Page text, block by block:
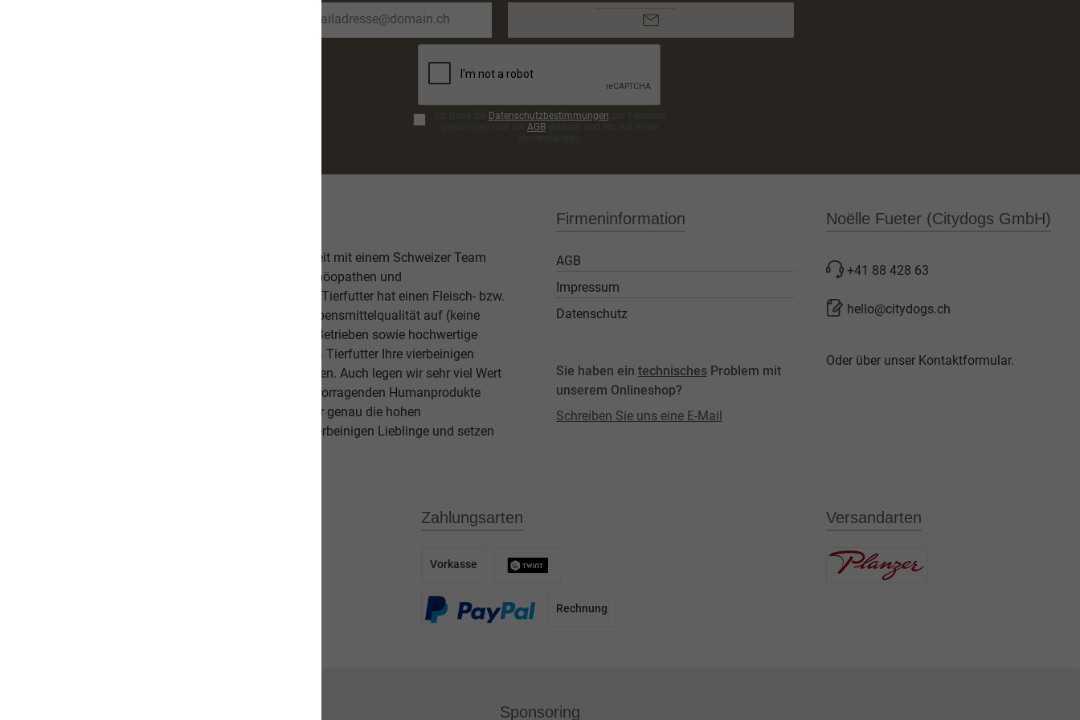
Mail-
Adresse*
Datenschutzbestimmungen
AGBgelesen und bin mit ihnen
Unsere hochwertige Tiernahrung ist in Zusammenarbeit mit einem Schweizer Team
bestehend aus einer Tierärztin, Tierheilpraktikern, Homöopathen und
Ernährungsfachleuten entwickelt worden. Das leckere Tierfutter hat einen Fleisch- bzw.
Fischanteil von ca. 70% im Durchschnitt und weist Lebensmittelqualität auf (keine
Schlachtabfälle). Höchste Qualität aus kontrollierten Betrieben sowie hochwertige
Beilagen sind der Garant, dass Sie mit unserem naVita Tierfutter Ihre vierbeinigen
Lieblinge ausgewogen und abwechslungsreich ernähren. Auch legen wir sehr viel Wert
darauf, dass es Ihnen persönlich gut geht. Unsere hervorragenden Humanprodukte
beweisen dies. Als Schweizer Unternehmen kennen wir genau die hohen
Qualitätsansprüche unserer Kunden sowie unseren vierbeinigen Lieblinge und setzen
Firmeninformation
AGB
Impressum
Datenschutz
Sie haben ein technisches Problem mit
unserem Onlineshop?
Schreiben Sie uns eine E-Mail
Noëlle Fueter (Citydogs GmbH)
+41 88 428 63
hello@citydogs.ch
Oder über unser Kontaktformular.
Zahlungsarten
Vorkasse
Rechnung
Versandarten
Sponsoring